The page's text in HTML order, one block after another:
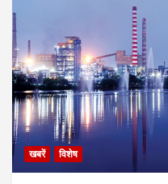
खबरें विशेष